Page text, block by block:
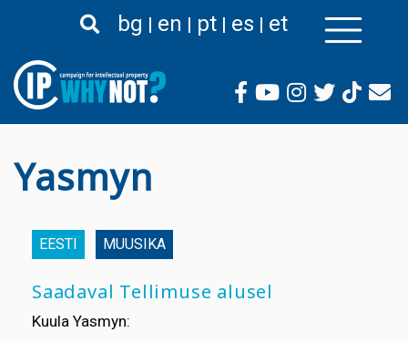
edasi
juurde
bg en pt es et
Yasmyn
EESTI MUUSIKA
Saadaval Tellimuse alusel
Kuula Yasmyn: